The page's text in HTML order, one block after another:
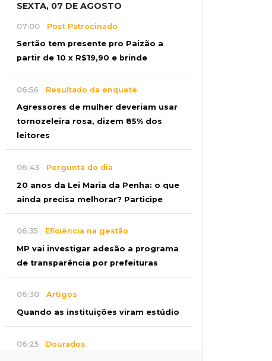
SEXTA, 07 DE AGOSTO
07:00 Post Patrocinado
Sertão tem presente pro Paizão a
partir de 10 x R$19,90 e brinde
06:56 Resultado da enquete
Agressores de mulher deveriam usar
tornozeleira rosa, dizem 85% dos
leitores
06:43 Pergunta do dia
20 anos da Lei Maria da Penha: o que
ainda precisa melhorar? Participe
06:35 Eficiência na gestão
MP vai investigar adesão a programa
de transparência por prefeituras
06:30 Artigos
Quando as instituições viram estúdio
06:25 Dourados